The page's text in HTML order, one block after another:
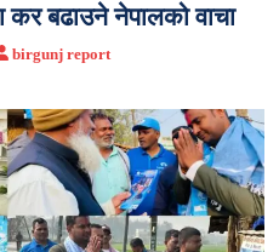
कर बढाउने नेपालको वाचा
birgunj report